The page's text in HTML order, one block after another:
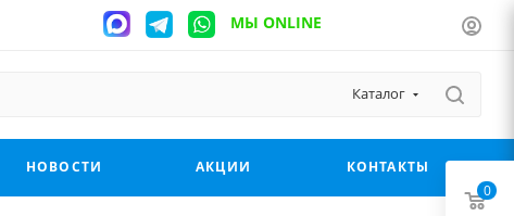
МЫ ONLINE
Каталог
НОВОСТИ АКЦИИ КОНТАКТЫ
0